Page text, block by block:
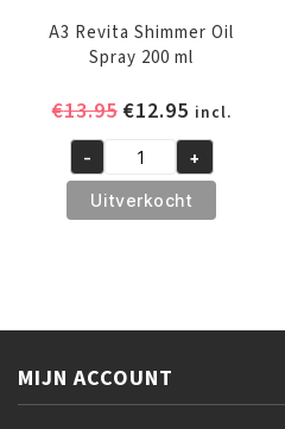
A3 Revita Shimmer Oil
Spray 200 ml
€13.95 Oorspronkelijke
was:
€13.95.
€12.95Huidige
prijs
is:
€12.95.
incl.
A3
Revita
Shimmer
aantal
- +
Uitverkocht
MIJN ACCOUNT